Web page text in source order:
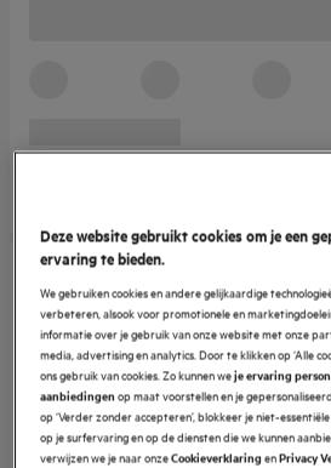
Deze website gebruikt cookies om je een
ervaring te bieden.
We gebruiken cookies en andere gelijkaardige
verbeteren, alsook voor promotionele en
informatie over je gebruik van onze website met onze
media, advertising en analytics. Door te klikken op ‘Alle
ons gebruik van cookies. Zo kunnen weje ervaring
aanbiedingen op maat voorstellen en je
op ‘Verder zonder accepteren’, blokkeer je niet-
op je surfervaring en op de diensten die we kunnen
verwijzen we je naar onzeCookieverklaringenPrivacy